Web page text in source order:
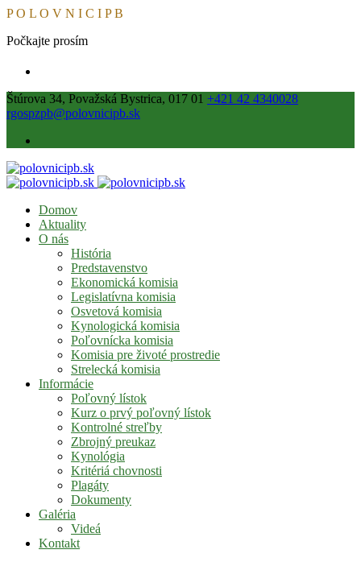
PO L O V N I C I PB
Počkajte prosím
Štúrova 34, Považská Bystrica, 017 01 +421 42 4340028
rgospzpb@polovnicipb.sk
Domov
Aktuality
O nás
História
Predstavenstvo
Ekonomická komisia
Legislatívna komisia
Osvetová komisia
Kynologická komisia
Poľovnícka komisia
Komisia pre životé prostredie
Strelecká komisia
Informácie
Poľovný lístok
Kurz o prvý poľovný lístok
Kontrolné streľby
Zbrojný preukaz
Kynológia
Kritériá chovnosti
Plagáty
Dokumenty
Galéria
Videá
Kontakt